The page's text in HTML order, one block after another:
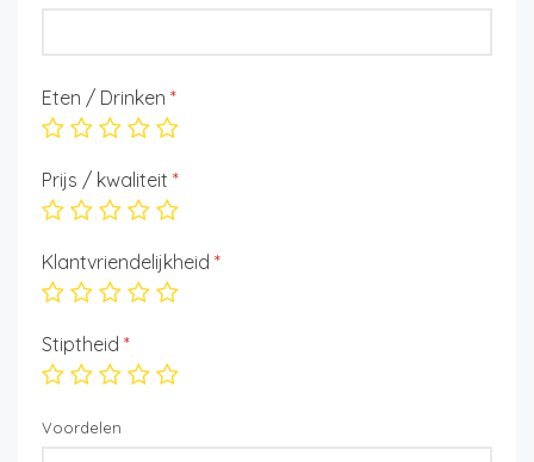
Eten / Drinken *
Prijs / kwaliteit *
Klantvriendelijkheid *
Stiptheid *
Voordelen